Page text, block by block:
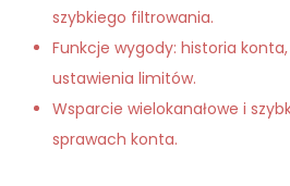
szybkiego filtrowania.
Funkcje wygody: historia
ustawienia limitów.
Wsparcie wielokanałowe i
sprawach konta.